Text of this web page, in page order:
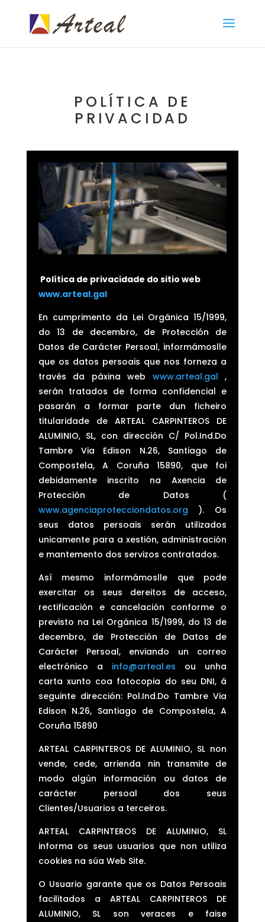
POLÍTICA DE
PRIVACIDAD
Política de privacidade do sitio web
www.arteal.gal
En cumprimento da Lei Orgánica 15/1999,
do 13 de decembro, de Protección de
Datos de Carácter Persoal, informámoslle
que os datos persoais que nos forneza a
través da páxina web www.arteal.gal ,
serán tratados de forma confidencial e
pasarán a formar parte dun ficheiro
titularidade de ARTEAL CARPINTEROS DE
ALUMINIO, SL, con dirección C/ Pol.Ind.Do
Tambre Via Edison N.26, Santiago de
Compostela, A Coruña 15890, que foi
debidamente inscrito na Axencia de
Protección de Datos (
www.agenciaprotecciondatos.org ). Os
seus datos persoais serán utilizados
unicamente para a xestión, administración
e mantemento dos servizos contratados.
Así mesmo informámoslle que pode
exercitar os seus dereitos de acceso,
rectificación e cancelación conforme o
previsto na Lei Orgánica 15/1999, do 13 de
decembro, de Protección de Datos de
Carácter Persoal, enviando un correo
electrónico a info@arteal.es ou unha
carta xunto coa fotocopia do seu DNI, á
seguinte dirección: Pol.Ind.Do Tambre Via
Edison N.26, Santiago de Compostela, A
Coruña 15890
ARTEAL CARPINTEROS DE ALUMINIO, SL non
vende, cede, arrienda nin transmite de
modo algún información ou datos de
carácter persoal dos seus
Clientes/Usuarios a terceiros.
ARTEAL CARPINTEROS DE ALUMINIO, SL
informa os seus usuarios que non utiliza
cookies na súa Web Site.
O Usuario garante que os Datos Persoais
facilitados a ARTEAL CARPINTEROS DE
ALUMINIO, SL son veraces e faise